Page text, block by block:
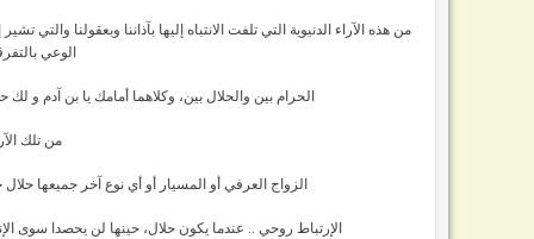
من هذه الآراء الدنيوية التي تلفت الانتباه إليها بآذاننا وبعقولنا
الوعي
الحرام بين والحلال بين، وكلاهما أمامك يا بن آدم و لك
من تلك
الزواج العرفي أو المسيار أو أي نوع آخر جميعها
الإرتباط روحي .. عندما يكون حلال، حينها لن يحصدا سوى